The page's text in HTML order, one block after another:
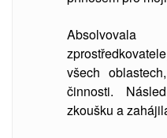
všech
činnosti.
zkoušku a